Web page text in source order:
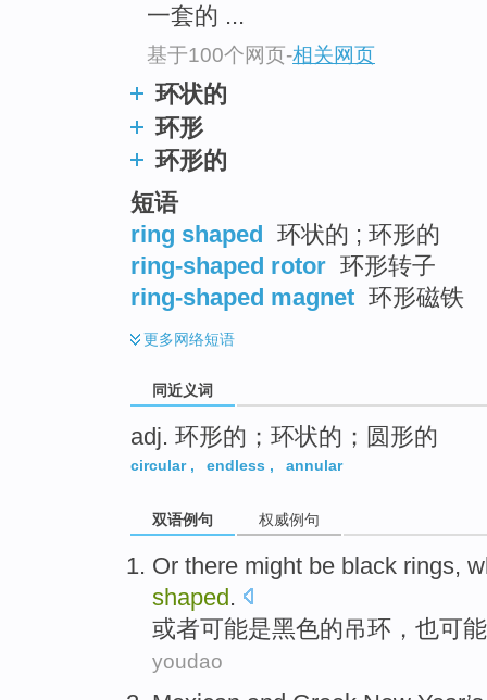
一套的 ...
基于100个网页-相关网页
环状的
环形
环形的
短语
ring shaped 环状的 ; 环形的
ring-shaped rotor 环形转子
ring-shaped magnet 环形磁铁
更多网络短语
同近义词
adj. 环形的；环状的；圆形的
circular, endless , annular
双语例句 权威例句
Or there might be black rings,
shaped.
或者可能是黑色的吊环 ， 也可能
youdao